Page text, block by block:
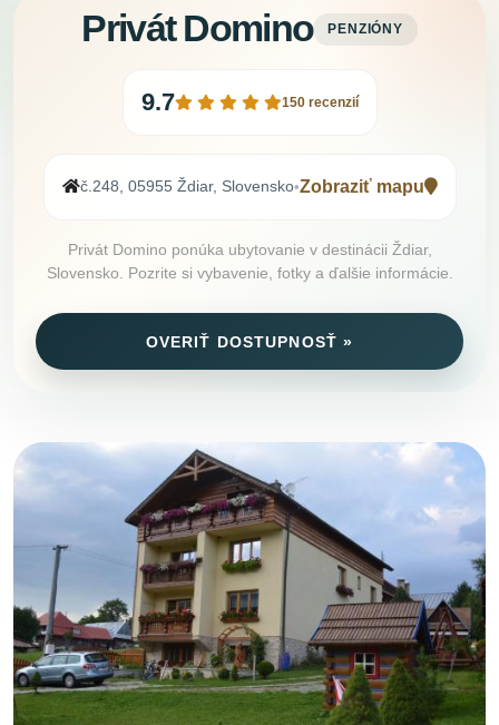
Privát Domino PENZIÓNY
9.7 150 recenzií
č.248, 05955 Ždiar, Slovensko•Zobraziť mapu
Privát Domino ponúka ubytovanie v destinácii Ždiar,
Slovensko. Pozrite si vybavenie, fotky a ďalšie informácie.
OVERIŤ DOSTUPNOSŤ »